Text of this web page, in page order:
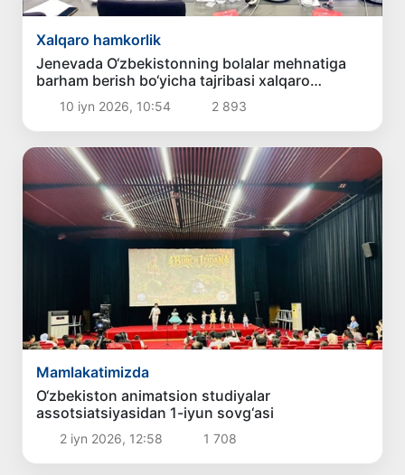
Xalqaro hamkorlik
Jenevada O‘zbekistonning bolalar mehnatiga
barham berish bo‘yicha tajribasi xalqaro
hamjamiyat tomonidan eʼtirof etildi
10 iyn 2026, 10:54 2 893
Mamlakatimizda
O‘zbekiston animatsion studiyalar
assotsiatsiyasidan 1-iyun sovg‘asi
2 iyn 2026, 12:58 1 708